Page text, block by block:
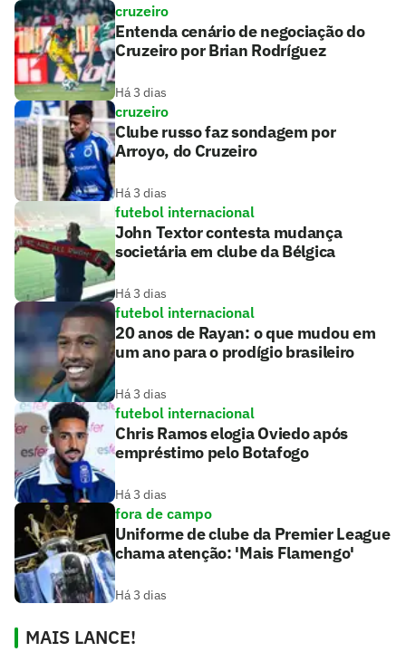
cruzeiro
Entenda cenário de negociação do
Cruzeiro por Brian Rodríguez
Há 3 dias
cruzeiro
Clube russo faz sondagem por
Arroyo, do Cruzeiro
Há 3 dias
futebol internacional
John Textor contesta mudança
societária em clube da Bélgica
Há 3 dias
futebol internacional
20 anos de Rayan: o que mudou em
um ano para o prodígio brasileiro
Há 3 dias
futebol internacional
Chris Ramos elogia Oviedo após
empréstimo pelo Botafogo
Há 3 dias
fora de campo
Uniforme de clube da Premier League
chama atenção: 'Mais Flamengo'
Há 3 dias
MAIS LANCE!